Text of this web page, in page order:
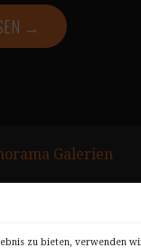
zu bieten, verwenden
→
Galerien